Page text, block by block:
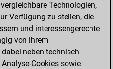
account
Fritz
Technologien,
Verfügung zu stellen, die
und interessengerechte
von ihrem
neben technisch
Cookies sowie